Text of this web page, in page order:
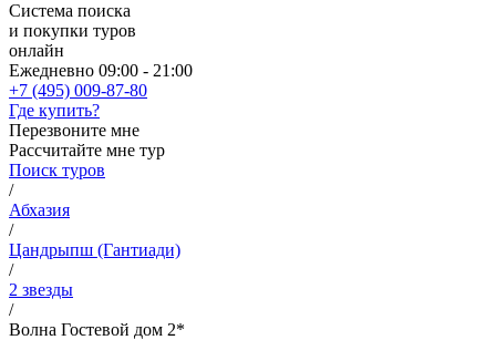
Система поиска
и покупки туров
онлайн
Ежедневно 09:00 - 21:00
+7 (495) 009-87-80
Где купить?
Перезвоните мне
Рассчитайте мне тур
Поиск туров
/
Абхазия
/
Цандрыпш (Гантиади)
/
2 звезды
/
Волна Гостевой дом 2*